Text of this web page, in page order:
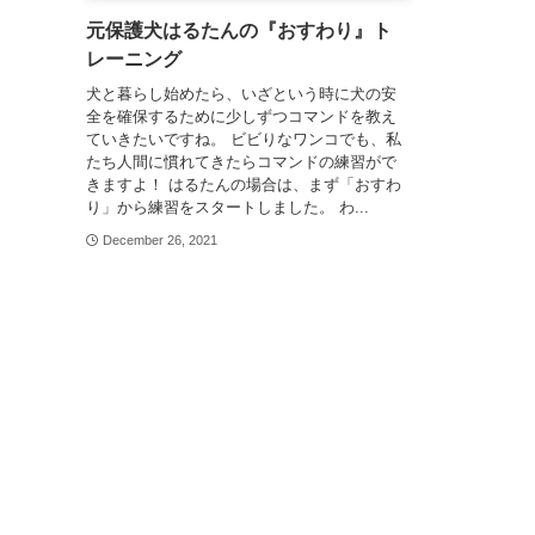
元保護犬はるたんの『おすわり』ト
レーニング
犬と暮らし始めたら、いざという時に犬の安
全を確保するために少しずつコマンドを教え
ていきたいですね。 ビビりなワンコでも、私
たち人間に慣れてきたらコマンドの練習がで
きますよ！ はるたんの場合は、まず「おすわ
り」から練習をスタートしました。 わ...
December 26, 2021